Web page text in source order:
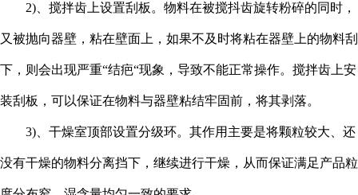
2)、搅拌齿上设置刮板。物料在被搅抖齿旋转粉碎的同时，
又被抛向器壁，粘在壁面上，如果不及时将粘在器壁上的物料刮
下，则会出现严重“结疤“现象，导致不能正常操作。搅拌齿上安
装刮板，可以保证在物料与器壁粘结牢固前，将其剥落。
3)、干燥室顶部设置分级环。其作用主要是将颗粒较大、还
没有干燥的物料分离挡下，继续进行干燥，从而保证满足产品粒